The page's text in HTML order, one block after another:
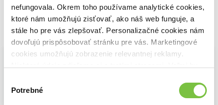
nefungovala. Okrem toho používame analytické cookies,
ktoré nám umožňujú zisťovať, ako náš web funguje, a
stále ho pre vás zlepšovať. Personalizačné cookies nám
dovoľujú prispôsobovať stránku pre vás. Marketingové
cookies umožňujú zobrazenie relevantnej reklamy.
cookies.
súhlasu
Potrebné
Vybrané pre teba